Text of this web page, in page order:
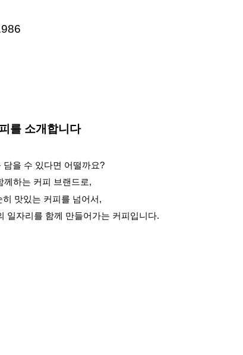
를 소개합니다
을 수 있다면 어떨까요?
께하는 커피 브랜드로,
맛있는 커피를 넘어서,
일자리를 함께 만들어가는 커피입니다.